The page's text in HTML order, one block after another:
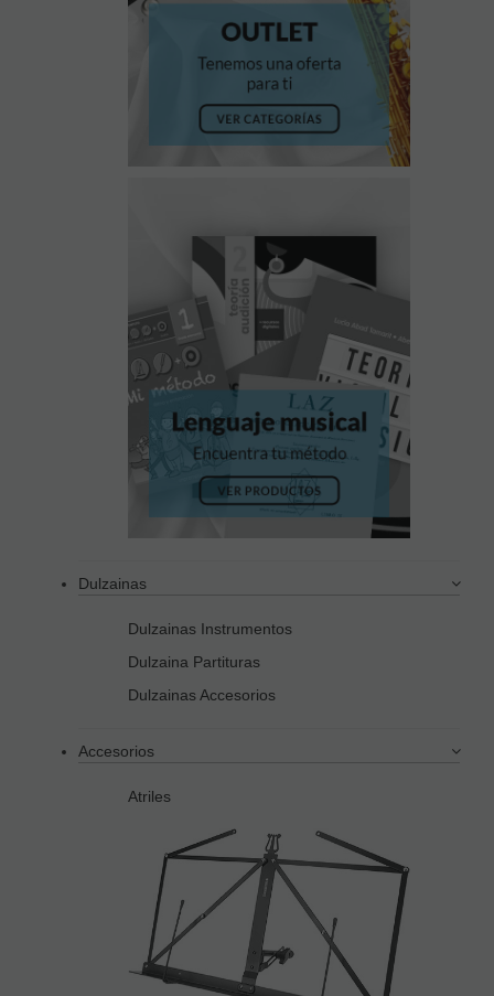
Dulzainas
Dulzainas Instrumentos
Dulzaina Partituras
Dulzainas Accesorios
Accesorios
Atriles